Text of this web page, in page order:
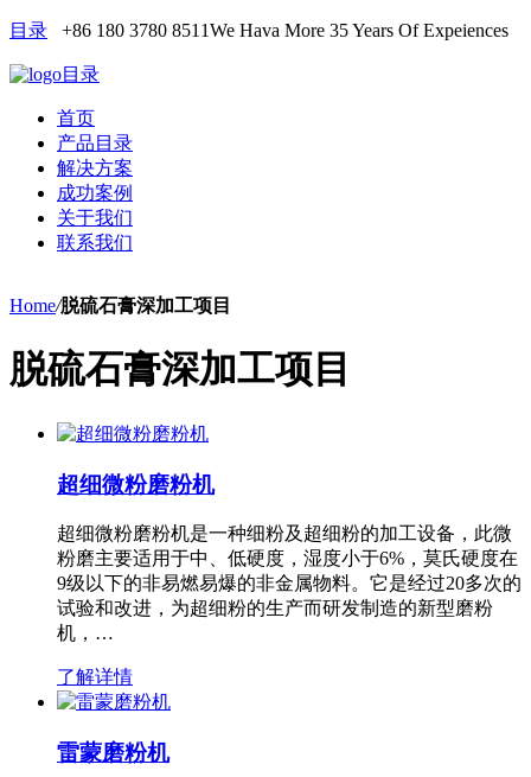
目录 +86 180 3780 8511We Hava More 35 Years Of Expeiences
目录
首页
产品目录
解决方案
成功案例
关于我们
联系我们
Home/脱硫石膏深加工项目
脱硫石膏深加工项目
超细微粉磨粉机
超细微粉磨粉机是一种细粉及超细粉的加工设备，此微
粉磨主要适用于中、低硬度，湿度小于6%，莫氏硬度在
9级以下的非易燃易爆的非金属物料。它是经过20多次的
试验和改进，为超细粉的生产而研发制造的新型磨粉
机，…
了解详情
雷蒙磨粉机